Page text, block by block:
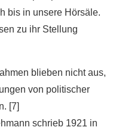
bis in unsere Hörsäle.
zu ihr Stellung
blieben nicht aus,
von politischer
[7]
schrieb 1921 in